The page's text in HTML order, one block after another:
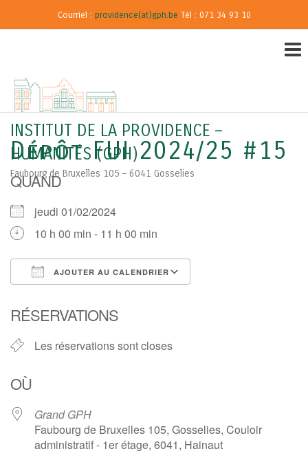
Courriel : providence(at)gph.be Tél : 071 34 93 10
INSTITUT DE LA PROVIDENCE –
HUMANITÉS (GPH)
Faubourg de Bruxelles 105 – 6041 Gosselies
Dépôt FUI 2024/25 #15
QUAND
jeudi 01/02/2024
10 h 00 min - 11 h 00 min
AJOUTER AU CALENDRIER
RÉSERVATIONS
Les réservations sont closes
OÙ
Grand GPH
Faubourg de Bruxelles 105, Gosselies, Couloir
administratif - 1er étage, 6041, Hainaut